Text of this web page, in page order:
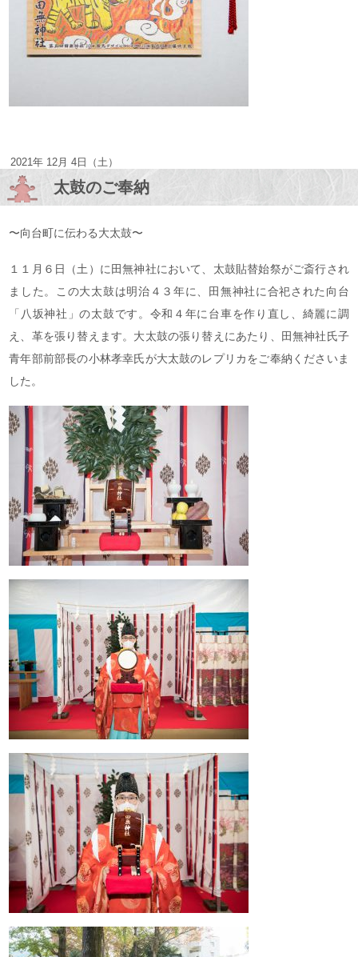
2021年 12月 4日（土）
太鼓のご奉納
〜向台町に伝わる大太鼓〜
１１月６日（土）に田無神社において、 太鼓貼替始祭がご斎行され
ました。
この大太鼓は明治４３年に、
田無神社に合祀された向台
「八坂神社」の太鼓です。 令和４年に台車を作り直し、 綺麗に調
え、 革を張り替えます。大太鼓の張り替えにあたり、田無神社氏子
青年部前部長の小林孝幸氏が大太鼓のレプリカをご奉納くださいま
した。